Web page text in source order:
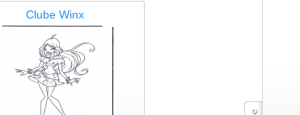
Clube Winx